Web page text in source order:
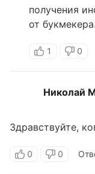
получения
от букмекера.
1 0
Николай
Здравствуйте,
0 0